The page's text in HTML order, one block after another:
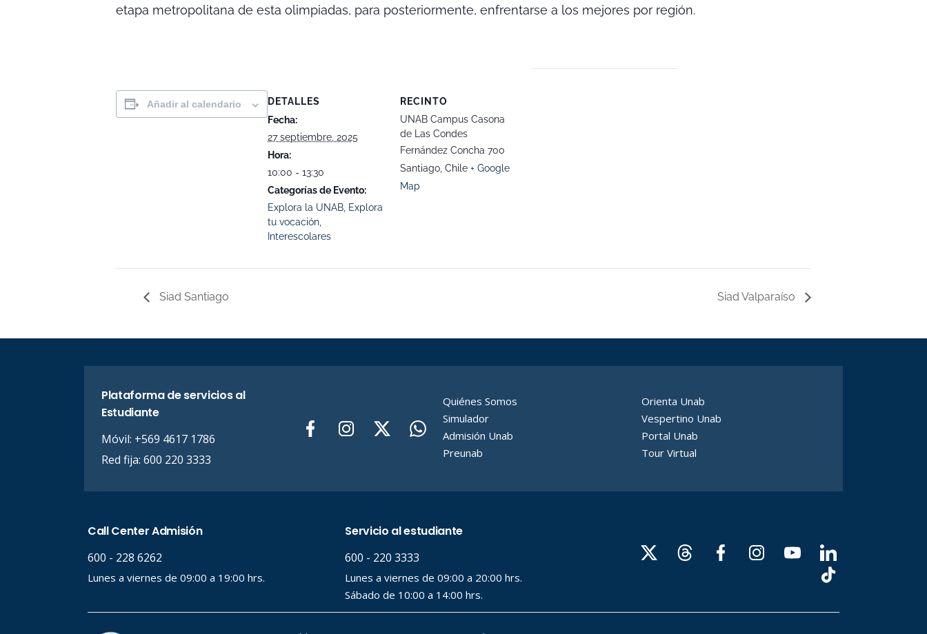
etapa metropolitana de esta olimpiadas, para posteriormente, enfrentarse a los mejores por región.
Añadir al calendario
DETALLES
Fecha:
27 septiembre, 2025
Hora:
10:00 - 13:30
Categorías de Evento:
Explora la UNAB, Explora
tu vocación,
Interescolares
RECINTO
UNAB Campus Casona
de Las Condes
Fernández Concha 700
Santiago, Chile + Google
Map
Siad Santiago Siad Valparaíso